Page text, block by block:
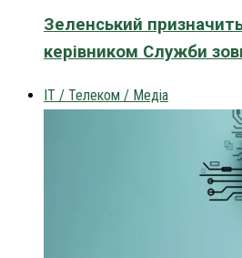
Зеленський
керівником Служби
IT / Телеком / Медіа